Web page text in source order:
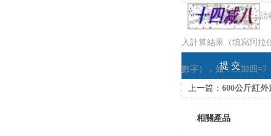
請
入計算結果（填寫阿拉
數字），如：三加四=7
上一篇： 600公斤紅
相關產品